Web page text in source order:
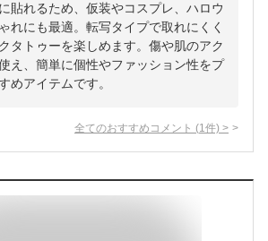
貼れるため、仮装やコスプレ、ハロウ
れにも最適。転写タイプで取れにくく
タトゥーを楽しめます。傷や肌のアク
え、簡単に個性やファッション性をプ
めアイテムです。
全てのおすすめコメント (1 件) >